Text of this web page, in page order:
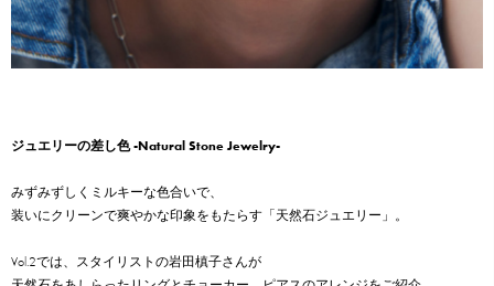
ジュエリーの差し色 -Natural Stone Jewelry-
みずみずしくミルキーな色合いで、
装いにクリーンで爽やかな印象をもたらす「天然石ジュエリー」。
Vol.2では、スタイリストの岩田槙子さんが